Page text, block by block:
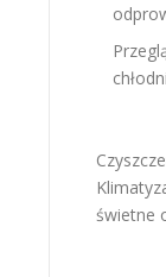
świetne